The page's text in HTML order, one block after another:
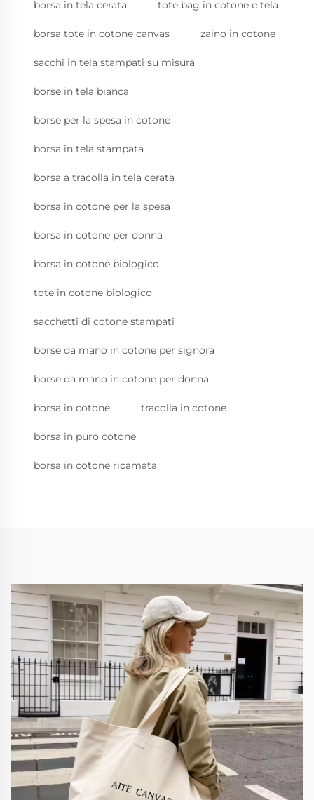
borsa in tela cerata tote bag in cotone e tela
borsa tote in cotone canvas zaino in cotone
sacchi in tela stampati su misura
borse in tela bianca
borse per la spesa in cotone
borsa in tela stampata
borsa a tracolla in tela cerata
borsa in cotone per la spesa
borsa in cotone per donna
borsa in cotone biologico
tote in cotone biologico
sacchetti di cotone stampati
borse da mano in cotone per signora
borse da mano in cotone per donna
borsa in cotone tracolla in cotone
borsa in puro cotone
borsa in cotone ricamata